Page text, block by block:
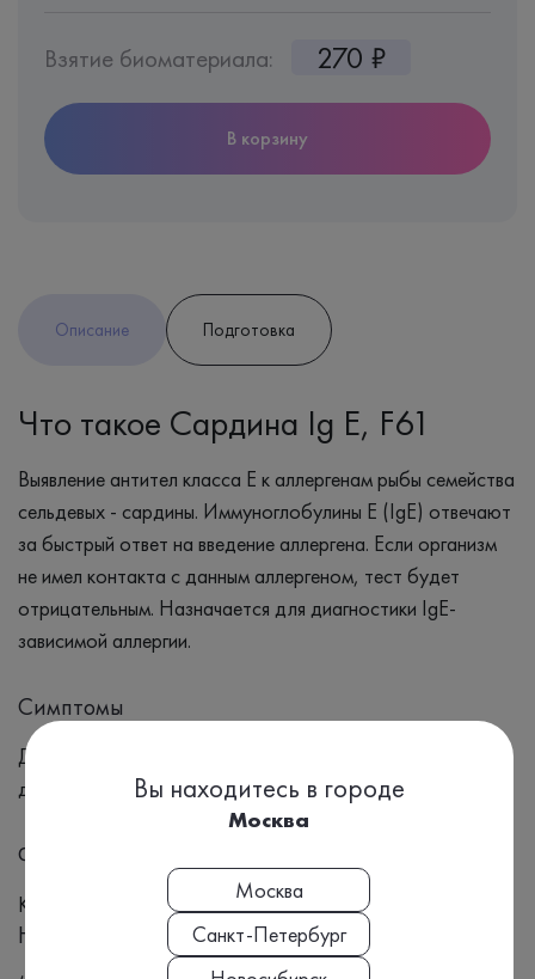
Взятие биоматериала: 270 ₽
В корзину
Описание Подготовка
Что такое Сардина Ig E, F61
Выявление антител класса Е к аллергенам рыбы семейства
сельдевых - сардины. Иммуноглобулины Е (IgE) отвечают
за быстрый ответ на введение аллергена. Если организм
не имел контакта с данным аллергеном, тест будет
отрицательным. Назначается для диагностики IgE-
зависимой аллергии.
Симптомы
Для выявления сенсибилизации к аллергенам сардины у
детей и взрослых.
Формат выдачи результата
Количественный
Номенклатура МЗ РФ, Приказ №804н:
Вы находитесь в городе
Москва
Москва
Санкт-Петербург